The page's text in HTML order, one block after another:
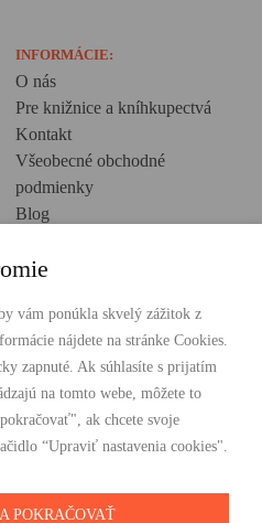
INFORMÁCIE:
O nás
Pre knižnice a kníhkupectvá
Kontakt
Všeobecné obchodné
podmienky
Blog
Creative Europe
pracovný deň
€
vám ponúkla skvelý zážitok z
nájdete na stránke Cookies.
zapnuté. Ak súhlasíte s prijatím
na tomto webe, môžete to
ak chcete svoje
“Upraviť nastavenia cookies".
POKRAČOVAŤ